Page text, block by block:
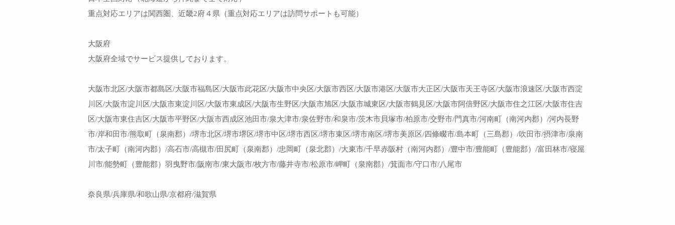
重点対応エリアは関西圏、近畿2府４県（重点対応エリアは訪問サポートも可能）
大阪府
大阪府全域でサービス提供しております。
大阪市北区/大阪市都島区/大阪市福島区/大阪市此花区/大阪市中央区/大阪市西区/大阪市港区/大阪市大正区/大阪市天王寺区/大阪市浪速区/大阪市西淀
川区/大阪市淀川区/大阪市東淀川区/大阪市東成区/大阪市生野区/大阪市旭区/大阪市城東区/大阪市鶴見区/大阪市阿倍野区/大阪市住之江区/大阪市住吉
区/大阪市東住吉区/大阪市平野区/大阪市西成区池田市/泉大津市/泉佐野市/和泉市/茨木市貝塚市/柏原市/交野市/門真市/河南町（南河内郡）/河内長野
市/岸和田市/熊取町（泉南郡）/堺市北区/堺市堺区/堺市中区/堺市西区/堺市東区/堺市南区/堺市美原区/四條畷市/島本町（三島郡）/吹田市/摂津市/泉南
市/太子町（南河内郡）/高石市/高槻市/田尻町（泉南郡）/忠岡町（泉北郡）/大東市/千早赤阪村（南河内郡）/豊中市/豊能町（豊能郡）/富田林市/寝屋
川市/能勢町（豊能郡）羽曳野市/阪南市/東大阪市/枚方市/藤井寺市/松原市/岬町（泉南郡）/箕面市/守口市/八尾市
奈良県/兵庫県/和歌山県/京都府/滋賀県